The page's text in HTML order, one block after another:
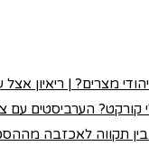
מצרים? | ריאיון אצל
קורקט? הערביסטים עם
תקווה לאכזבה